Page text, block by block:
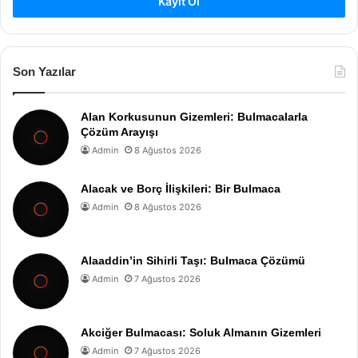
Son Yazılar
Alan Korkusunun Gizemleri: Bulmacalarla
Çözüm Arayışı
Admin 8 Ağustos 2026
Alacak ve Borç İlişkileri: Bir Bulmaca
Admin 8 Ağustos 2026
Alaaddin’in Sihirli Taşı: Bulmaca Çözümü
Admin 7 Ağustos 2026
Akciğer Bulmacası: Soluk Almanın Gizemleri
Admin 7 Ağustos 2026